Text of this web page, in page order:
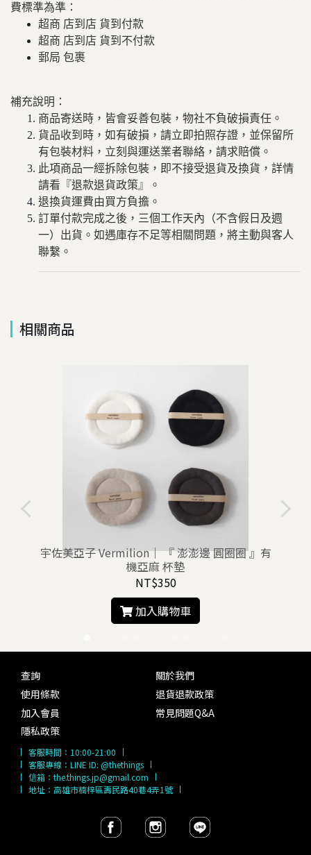
費標準為準：
超商 店到店 貨到付款
超商 店到店 貨到不付款
郵局 包裹
補充說明：
商品寄送時，皆會妥善包裝，物社不負破損責任。
貨品收到時，如有破損，請立即拍照存證，並保留所
有包裝材料，立刻與運送業者聯絡，請求賠償。
此項商品一經拆除包裝，即不接受退貨及換貨，詳情
請看『退款退貨政策』。
退換貨運費由買方負擔。
訂單付款完成之後，三個工作天內（不含假日及週
一）出貨。如遇庫存不足等相關問題，將主動與客人
聯繫。
相關商品
宇佐美亞子 Vermilion｜ 『 澎澎邊 圓圈圈 』有
機亞麻 杯墊
NT$350
加入購物車
查詢
關於我們
使用條款
退貨退款政策
加入會員
常見問題Q&A
隱私政策
客服時間： 10:00-21:00
客服專線： LINE ID: @thethings
信箱： the.things.jp@gmail.com
地址：高雄市楠梓區壽民路40巷4弄1號